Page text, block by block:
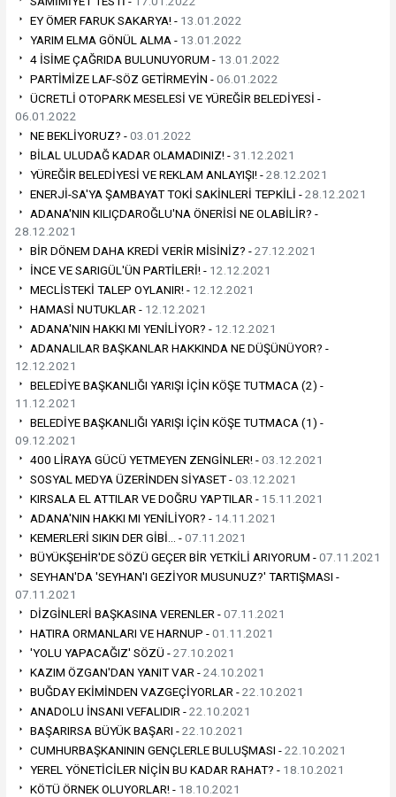
EY ÖMER FARUK SAKARYA! - 13.01.2022
YARIM ELMA GÖNÜL ALMA - 13.01.2022
4 İSİME ÇAĞRIDA BULUNUYORUM - 13.01.2022
PARTİMİZE LAF-SÖZ GETİRMEYİN -06.01.2022
ÜCRETLİ OTOPARK MESELESİ VE YÜREĞİR BELEDİYESİ -
06.01.2022
NE BEKLİYORUZ? -03.01.2022
BİLAL ULUDAĞ KADAR OLAMADINIZ! -31.12.2021
YÜREĞİR BELEDİYESİ VE REKLAM ANLAYIŞI! -28.12.2021
ENERJİ-SA'YA ŞAMBAYAT TOKİ SAKİNLERİ TEPKİLİ -28.12.2021
ADANA'NIN KILIÇDAROĞLU'NA ÖNERİSİ NE OLABİLİR? -
28.12.2021
BİR DÖNEM DAHA KREDİ VERİR MİSİNİZ? -27.12.2021
İNCE VE SARIGÜL'ÜN PARTİLERİ! - 12.12.2021
MECLİSTEKİ TALEP OYLANIR! - 12.12.2021
HAMASİ NUTUKLAR - 12.12.2021
ADANA'NIN HAKKI MI YENİLİYOR? - 12.12.2021
ADANALILAR BAŞKANLAR HAKKINDA NE DÜŞÜNÜYOR? -
12.12.2021
BELEDİYE BAŞKANLIĞI YARIŞI İÇİN KÖŞE TUTMACA (2) -
11.12.2021
BELEDİYE BAŞKANLIĞI YARIŞI İÇİN KÖŞE TUTMACA (1) -
09.12.2021
400 LİRAYA GÜCÜ YETMEYEN ZENGİNLER! -03.12.2021
SOSYAL MEDYA ÜZERİNDEN SİYASET -03.12.2021
KIRSALA EL ATTILAR VE DOĞRU YAPTILAR - 15.11.2021
ADANA'NIN HAKKI MI YENİLİYOR? - 14.11.2021
KEMERLERİ SIKIN DER GİBİ… -07.11.2021
BÜYÜKŞEHİR'DE SÖZÜ GEÇER BİR YETKİLİ ARIYORUM -07.11.2021
SEYHAN'DA 'SEYHAN'I GEZİYOR MUSUNUZ?' TARTIŞMASI -
07.11.2021
DİZGİNLERİ BAŞKASINA VERENLER -07.11.2021
HATIRA ORMANLARI VE HARNUP -01.11.2021
'YOLU YAPACAĞIZ' SÖZÜ -27.10.2021
KAZIM ÖZGAN'DAN YANIT VAR -24.10.2021
BUĞDAY EKİMİNDEN VAZGEÇİYORLAR -22.10.2021
ANADOLU İNSANI VEFALIDIR -22.10.2021
BAŞARIRSA BÜYÜK BAŞARI -22.10.2021
CUMHURBAŞKANININ GENÇLERLE BULUŞMASI -22.10.2021
YEREL YÖNETİCİLER NİÇİN BU KADAR RAHAT? - 18.10.2021
KÖTÜ ÖRNEK OLUYORLAR! - 18.10.2021